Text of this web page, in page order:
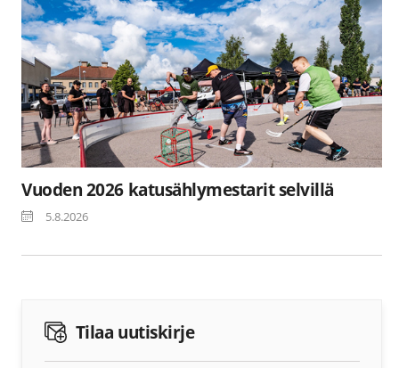
Vuoden 2026 katusählymestarit selvillä
5.8.2026
Tilaa uutiskirje